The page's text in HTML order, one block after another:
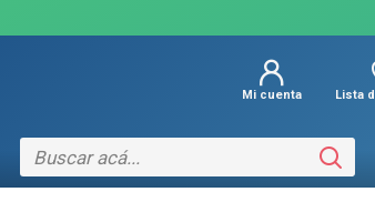
Mi cuenta Lista